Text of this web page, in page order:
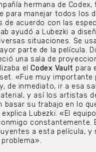
hermana de Codex,
para manejar todos los
de acuerdo con las
ayudó a Lubezki a
situaciones. Se
parte de la película.
una sala de
elCodex Vault para
«Fue muy importante
de inmediato, ir a esa
y así los artistas
basar su trabajo en lo
Lubezki. «El
constantemente.
a esta película, y